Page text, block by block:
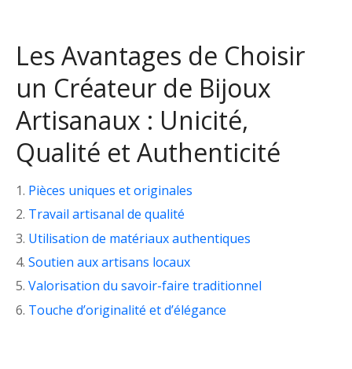
Les Avantages de Choisir
un Créateur de Bijoux
Artisanaux : Unicité,
Qualité et Authenticité
Pièces uniques et originales
Travail artisanal de qualité
Utilisation de matériaux authentiques
Soutien aux artisans locaux
Valorisation du savoir-faire traditionnel
Touche d’originalité et d’élégance